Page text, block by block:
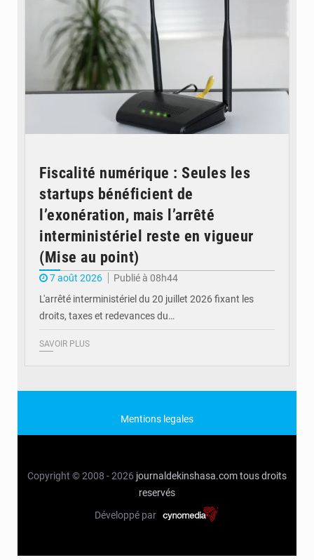
Fiscalité numérique : Seules les
startups bénéficient de
l’exonération, mais l’arrêté
interministériel reste en vigueur
(Mise au point)
7 août 2026
Publié à 08h44
L'arrêté interministériel du 20 juillet 2026 fixant les
droits, taxes et redevances du…
SAVOIR PLUS
Mentions legales
Copyright © 2008 - 2026 journaldekinshasa.comtous droits
reservés
Développé par